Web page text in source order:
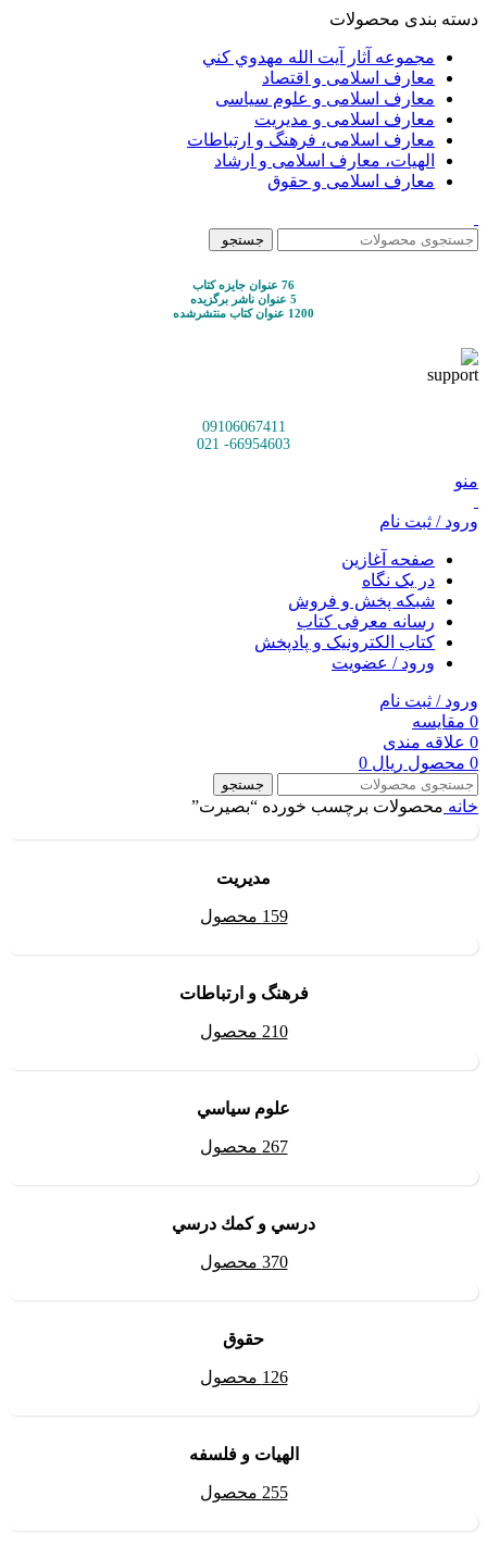
دسته بندی محصولات
مجموعه آثار آيت الله مهدوي كني
معارف اسلامی و اقتصاد
معارف اسلامی و علوم سیاسی
معارف اسلامی و مدیریت
معارف اسلامی، فرهنگ و ارتباطات
الهیات، معارف اسلامی و ارشاد
معارف اسلامی و حقوق
جستجو
76 عنوان جایزه کتاب
5 عنوان ناشر برگزیده
1200 عنوان کتاب منتشرشده
09106067411
66954603- 021
منو
ورود / ثبت نام
صفحه آغازین
در یک نگاه
شبکه پخش و فروش
رسانه معرفی کتاب
کتاب الکترونیک و پادپخش
ورود / عضویت
ورود / ثبت نام
0 مقایسه
0 علاقه مندی
0 محصول ریال
جستجو
خانه محصولات برچسب خورده “بصیرت”
مديريت
159 محصول
فرهنگ و ارتباطات
210 محصول
علوم سياسي
267 محصول
درسي و كمك درسي
370 محصول
حقوق
126 محصول
الهیات و فلسفه
255 محصول